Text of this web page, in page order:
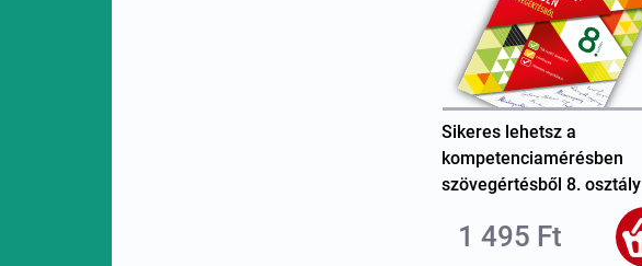
Sikeres lehetsz a
kompetenciamérésben
szövegértésből 8. osztály
1 495 Ft